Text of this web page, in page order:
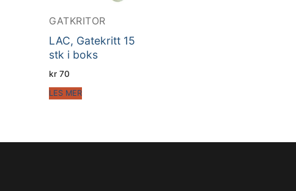
GATKRITOR
LAC, Gatekritt 15
stk i boks
kr 70
LES MER